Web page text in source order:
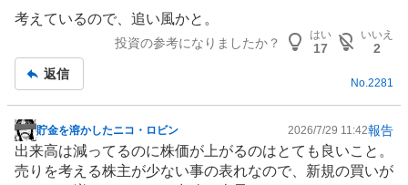
事
考えているので、追い風かと。
投資の参考になりましたか？
はい
17
いいえ
2
返信
No.2281
掲
示
板
貯金を溶かしたニコ・ロビン 2026/7/29 11:42報告
出来高は減ってるのに株価が上がるのはとても良いこと。
売りを考える株主が少ない事の表れなので、新規の買いが